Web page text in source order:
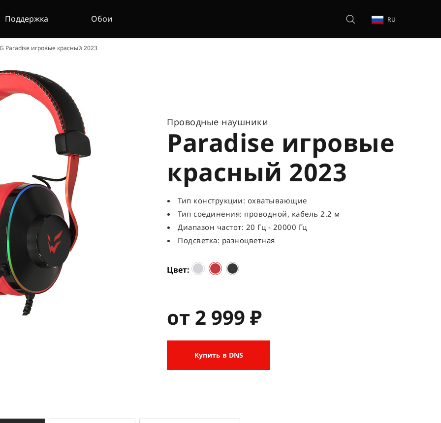
Поддержка Обои RU
Paradise игровые красный 2023
Проводные наушники
Paradise игровые
красный 2023
Тип конструкции: охватывающие
Тип соединения: проводной, кабель 2.2 м
Диапазон частот: 20 Гц - 20000 Гц
Подсветка: разноцветная
Цвет
от 2 999 ₽
Купить в DNS